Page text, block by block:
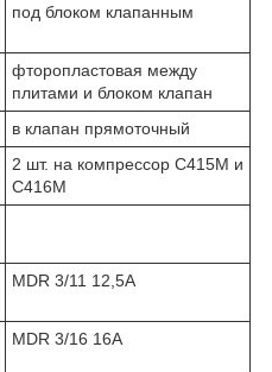
под блоком клапанным
фторопластовая между
плитами и блоком клапан
в клапан прямоточный
2 шт. на компрессор С415М и
С416М
MDR 3/11 12,5А
MDR 3/16 16А